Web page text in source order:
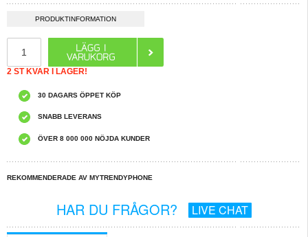
PRODUKTINFORMATION
2 ST KVAR I LAGER!
30 DAGARS ÖPPET KÖP
SNABB LEVERANS
ÖVER 8 000 000 NÖJDA KUNDER
REKOMMENDERADE AV MYTRENDYPHONE
HAR DU FRÅGOR? LIVE CHAT